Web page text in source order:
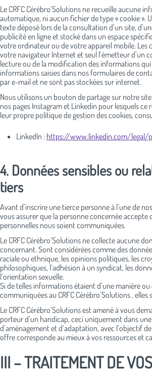
Le CRFC Cérébro’Solutions ne recueille aucune
automatique, ni aucun fichier de type « cookie ».
texte déposé lors de la consultation d’un site,
publicité en ligne et stocké dans un espace
votre ordinateur ou de votre appareil mobile. Les
votre navigateur Internet et seul l’émetteur d’un
lecture ou de la modification des informations
informations saisies dans nos formulaires de
par e-mail et ne sont pas stockées sur internet.
Nous utilisons un bouton de partage sur notre
nos pages Instagram et Linkedin pour lesquels ce
leur propre politique de gestion des cookies,
LinkedIn : https://www.linkedin.com/legal/
4. Données sensibles ou
tiers
Avant d’inscrire une tierce personne à l’une de
vous assurer que la personne concernée accepte
personnelles nous soient communiquées.
Le CRFC Cérébro’Solutions ne collecte aucune
concernant. Sont considérées comme des
raciale ou ethnique, les opinions politiques, les
philosophiques, l’adhésion à un syndicat, les
l’orientation sexuelle.
Si de telles informations étaient d’une manière ou
communiquées au CRFC Cérébro’Solutions ,
Le CRFC Cérébro’Solutions est amené à vous
porteur d’un handicap, ceci uniquement dans
d’aménagement et d’adaptation, avec l’objectif
offre corresponde au mieux à vos ressources et
III – TRAITEMENT DE